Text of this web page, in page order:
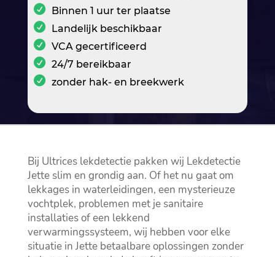
Binnen 1 uur ter plaatse
Landelijk beschikbaar
VCA gecertificeerd
24/7 bereikbaar
zonder hak- en breekwerk
Bij Ultrices lekdetectie pakken wij Lekdetectie
Jette slim en grondig aan.​ Of het nu gaat om
lekkages in waterleidingen, een mysterieuze
vochtplek, problemen met je sanitaire
installaties of een lekkend
verwarmingssysteem, wij hebben voor elke
situatie in Jette betaalbare oplossingen zonder